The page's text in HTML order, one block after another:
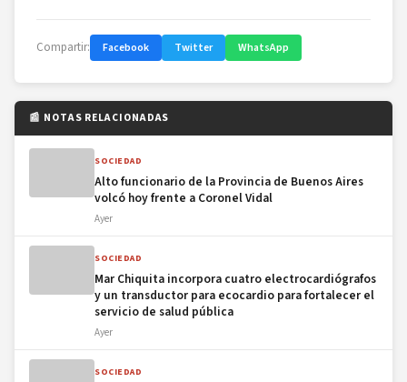
Compartir: Facebook Twitter WhatsApp
📰 NOTAS RELACIONADAS
SOCIEDAD
Alto funcionario de la Provincia de Buenos Aires
volcó hoy frente a Coronel Vidal
Ayer
SOCIEDAD
Mar Chiquita incorpora cuatro electrocardiógrafos
y un transductor para ecocardio para fortalecer el
servicio de salud pública
Ayer
SOCIEDAD